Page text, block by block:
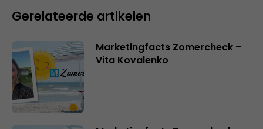
Gerelateerde artikelen
Marketingfacts Zomercheck –
Vita Kovalenko